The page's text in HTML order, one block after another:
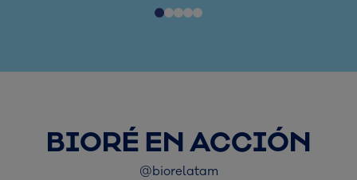
BIORÉ EN ACCIÓN
@biorelatam